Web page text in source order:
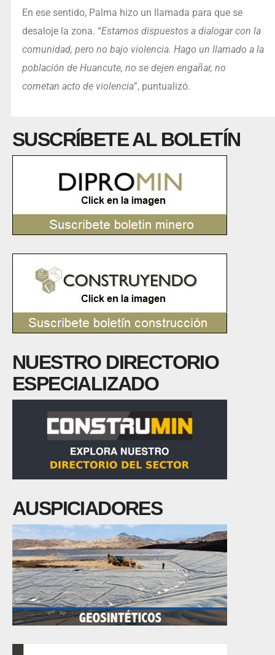
En ese sentido, Palma hizo un llamada para que se
desaloje la zona. “Estamos dispuestos a dialogar con la
comunidad, pero no bajo violencia. Hago un llamado a la
población de Huancute, no se dejen engañar, no
cometan acto de violencia”, puntualizó.
SUSCRÍBETE AL BOLETÍN
NUESTRO DIRECTORIO
ESPECIALIZADO
AUSPICIADORES